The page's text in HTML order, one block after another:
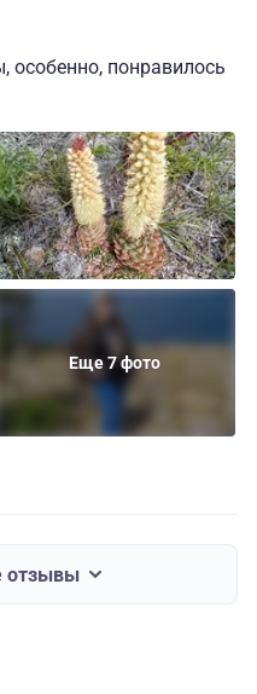
особенно, понравилось
Еще 7 фото
отзывы